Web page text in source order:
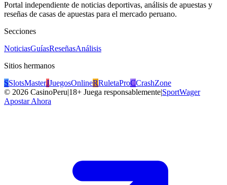
Portal independiente de noticias deportivas, análisis de apuestas y
reseñas de casas de apuestas para el mercado peruano.
Secciones
NoticiasGuíasReseñasAnálisis
Sitios hermanos
SSlotsMasterJJuegosOnlineRRuletaProCCrashZone
© 2026 CasinoPeru|18+ Juega responsablemente|SportWager
Apostar Ahora